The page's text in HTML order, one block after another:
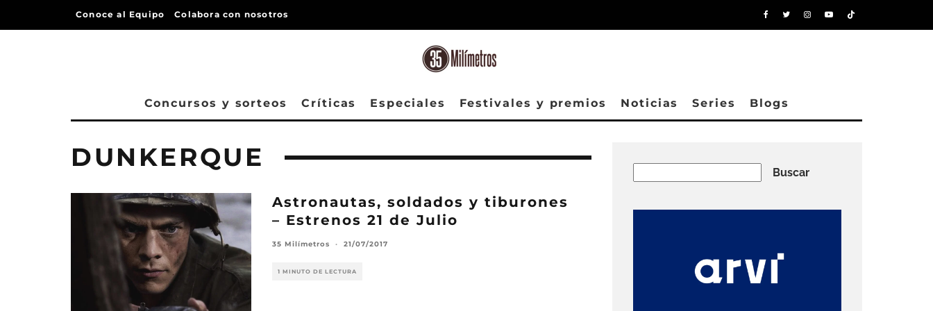
Conoce al Equipo Colabora con nosotros
Concursos y sorteos Críticas Especiales Festivales y premios Noticias Series Blogs
DUNKERQUE
Astronautas, soldados y tiburones
– Estrenos 21 de Julio
35 Milímetros · 21/07/2017
1 MINUTO DE LECTURA
Buscar